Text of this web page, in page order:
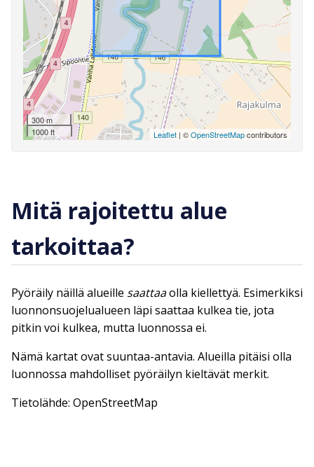
300 m
1000 ft
Leaflet | ©OpenStreetMapcontributors
Mitä rajoitettu alue
tarkoittaa?
Pyöräily näillä alueille saattaaolla kiellettyä. Esimerkiksi
luonnonsuojelualueen läpi saattaa kulkea tie, jota
pitkin voi kulkea, mutta luonnossa ei.
Nämä kartat ovat suuntaa-antavia. Alueilla pitäisi olla
luonnossa mahdolliset pyöräilyn kieltävät merkit.
Tietolähde: OpenStreetMap